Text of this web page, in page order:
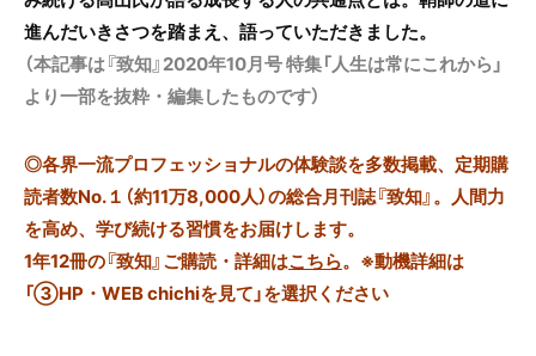
進んだいきさつを踏まえ、語っていただきました。
（本記事は『致知』2020年10月号 特集「人生は常にこれから」
より一部を抜粋・編集したものです）
◎各界一流プロフェッショナルの体験談を多数掲載、定期購
読者数No.１（約11万8,000人）の総合月刊誌『致知』。人間力
を高め、学び続ける習慣をお届けします。
1年12冊の『致知』ご購読・詳細はこちら。 ※動機詳細は
「③HP・WEB chichiを見て」を選択ください